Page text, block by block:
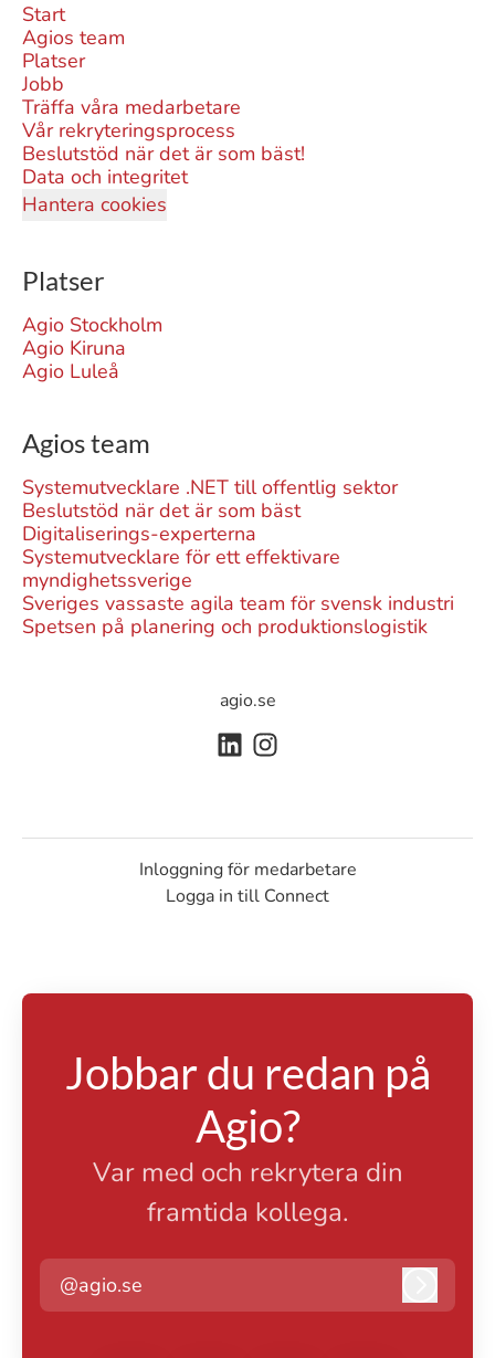
Start
Agios team
Platser
Jobb
Träffa våra medarbetare
Vår rekryteringsprocess
Beslutstöd när det är som bäst!
Data och integritet
Hantera cookies
Platser
Agio Stockholm
Agio Kiruna
Agio Luleå
Agios team
Systemutvecklare .NET till offentlig sektor
Beslutstöd när det är som bäst
Digitaliserings-experterna
Systemutvecklare för ett effektivare
myndighetssverige
Sveriges vassaste agila team för svensk industri
Spetsen på planering och produktionslogistik
agio.se
Inloggning för medarbetare
Logga in till Connect
Jobbar du redan på
Agio?
Var med och rekrytera din
framtida kollega.
@agio.se